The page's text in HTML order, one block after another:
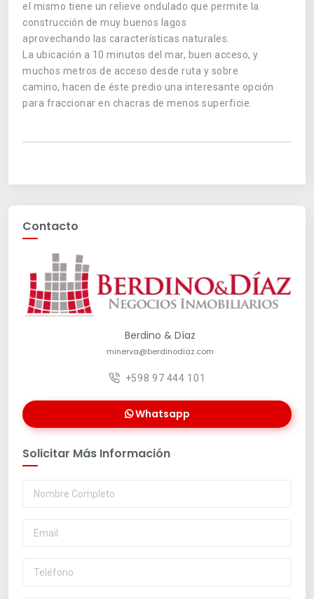
el mismo tiene un relieve ondulado que permite la
construcción de muy buenos lagos
aprovechando las características naturales.
La ubicación a 10 minutos del mar, buen acceso, y
muchos metros de acceso desde ruta y sobre
camino, hacen de éste predio una interesante opción
para fraccionar en chacras de menos superficie.
Contacto
Berdino & Díaz
minerva@berdinodiaz.com
+598 97 444 101
Whatsapp
Solicitar Más Información